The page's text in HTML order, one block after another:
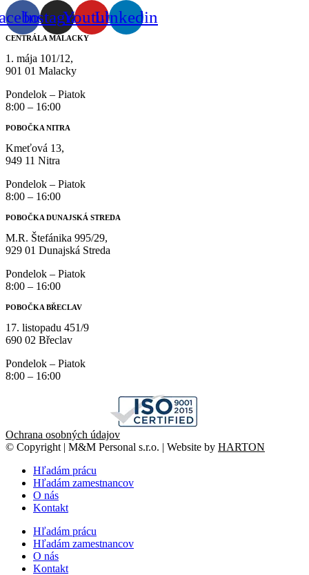
InstagramYoutubeLinkedin
CENTRÁLA MALACKY
1. mája 101/12,
901 01 Malacky
Pondelok – Piatok
8:00 – 16:00
POBOČKA NITRA
Kmeťová 13,
949 11 Nitra
Pondelok – Piatok
8:00 – 16:00
POBOČKA DUNAJSKÁ STREDA
M.R. Štefánika 995/29,
929 01 Dunajská Streda
Pondelok – Piatok
8:00 – 16:00
POBOČKA BŘECLAV
17. listopadu 451/9
690 02 Břeclav
Pondelok – Piatok
8:00 – 16:00
Ochrana osobných údajov
© Copyright | M&M Personal s.r.o. | Website by HARTON
Hľadám prácu
Hľadám zamestnancov
O nás
Kontakt
Hľadám prácu
Hľadám zamestnancov
O nás
Kontakt